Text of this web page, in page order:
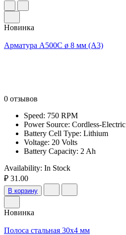
Новинка
Арматура А500С ø 8 мм (А3)
0 отзывов
Speed: 750 RPM
Power Source: Cordless-Electric
Battery Cell Type: Lithium
Voltage: 20 Volts
Battery Capacity: 2 Ah
Availability: In Stock
₽ 31.00
В корзину
Новинка
Полоса стальная 30х4 мм